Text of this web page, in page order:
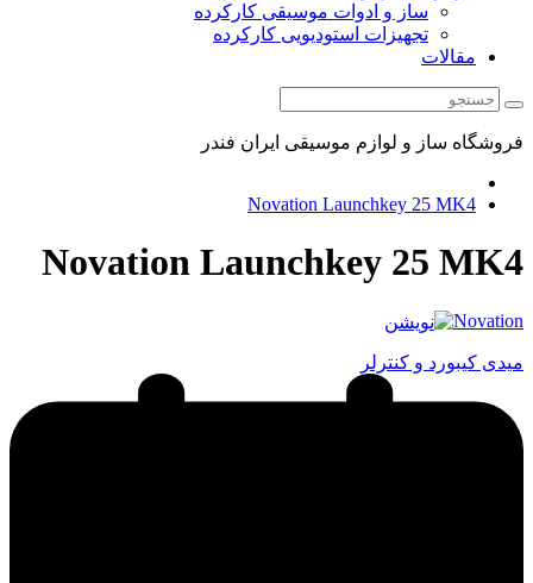
ساز و ادوات موسیقی کارکرده
تجهیزات استودیویی کارکرده
مقالات
فروشگاه ساز و لوازم موسیقی ایران فندر
Novation Launchkey 25 MK4
Novation Launchkey 25 MK4
Novation
میدی کیبورد و کنترلر